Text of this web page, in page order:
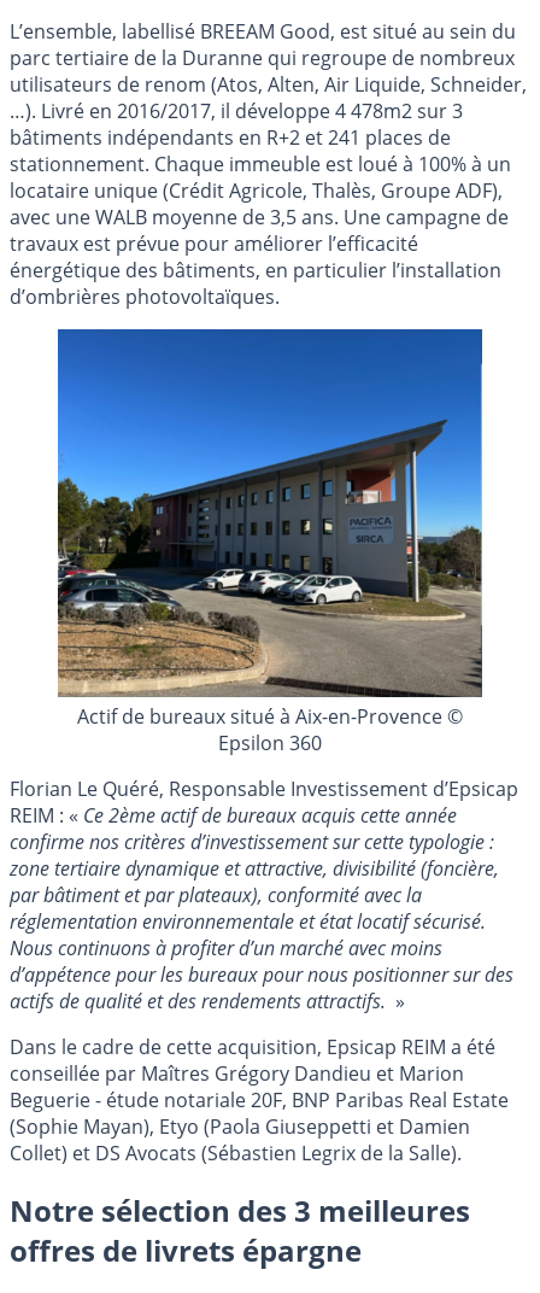
L’ensemble, labellisé BREEAM Good, est situé au sein du
parc tertiaire de la Duranne qui regroupe de nombreux
utilisateurs de renom (Atos, Alten, Air Liquide, Schneider,
…). Livré en 2016/2017, il développe 4 478m2 sur 3
bâtiments indépendants en R+2 et 241 places de
stationnement. Chaque immeuble est loué à 100% à un
locataire unique (Crédit Agricole, Thalès, Groupe ADF),
avec une WALB moyenne de 3,5 ans. Une campagne de
travaux est prévue pour améliorer l’efficacité
énergétique des bâtiments, en particulier l’installation
d’ombrières photovoltaïques.
Actif de bureaux situé à Aix-en-Provence ©
Epsilon 360
Florian Le Quéré, Responsable Investissement d’Epsicap
REIM : « Ce 2ème actif de bureaux acquis cette année
confirme nos critères d’investissement sur cette typologie :
zone tertiaire dynamique et attractive, divisibilité (foncière,
par bâtiment et par plateaux), conformité avec la
réglementation environnementale et état locatif sécurisé.
Nous continuons à profiter d’un marché avec moins
d’appétence pour les bureaux pour nous positionner sur des
actifs de qualité et des rendements attractifs. »
Dans le cadre de cette acquisition, Epsicap REIM a été
conseillée par Maîtres Grégory Dandieu et Marion
Beguerie - étude notariale 20F, BNP Paribas Real Estate
(Sophie Mayan), Etyo (Paola Giuseppetti et Damien
Collet) et DS Avocats (Sébastien Legrix de la Salle).
Notre sélection des 3 meilleures
offres de livrets épargne